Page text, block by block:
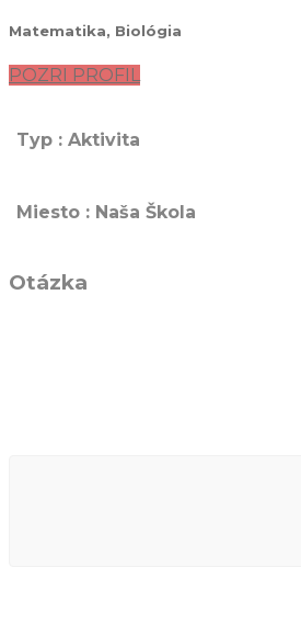
Matematika, Biológia
POZRI PROFIL
Typ : Aktivita
Miesto : Naša Škola
Otázka